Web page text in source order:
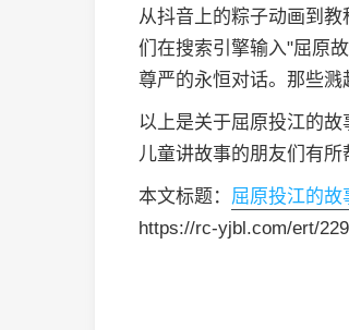
从抖音上的粽子动画到
们在搜索引擎输入"屈原
尊严的永恒对话。那些溅
以上是关于屈原投江的
儿童讲故事的朋友们有所
本文标题： 屈原投江的
https://rc-yjbl.com/ert/